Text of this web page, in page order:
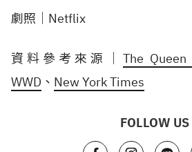
劇照｜Netflix
資料參考來源｜ The
WWD 、 New York Times
FOLLOW US